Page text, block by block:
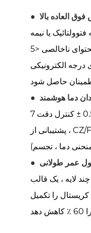
● العاده بالا
یا نیمه
هادی ، محتوای ناخالصی <5ppm را تهیه کنید تا از خلوص
درجه الکترونیکی
● دما هوشمند
7 منطقه کنترل دمای مستقل منطقه ، 0.5 ± کنترل دقت
، پشتیبانی از CZ/Fz دو حالت رشد کریستال سوئیچینگ
منحنی دما ، تجسم)
● عمر طولانی
لایه ، یک قالب
کشیدن کریستال را تکمیل